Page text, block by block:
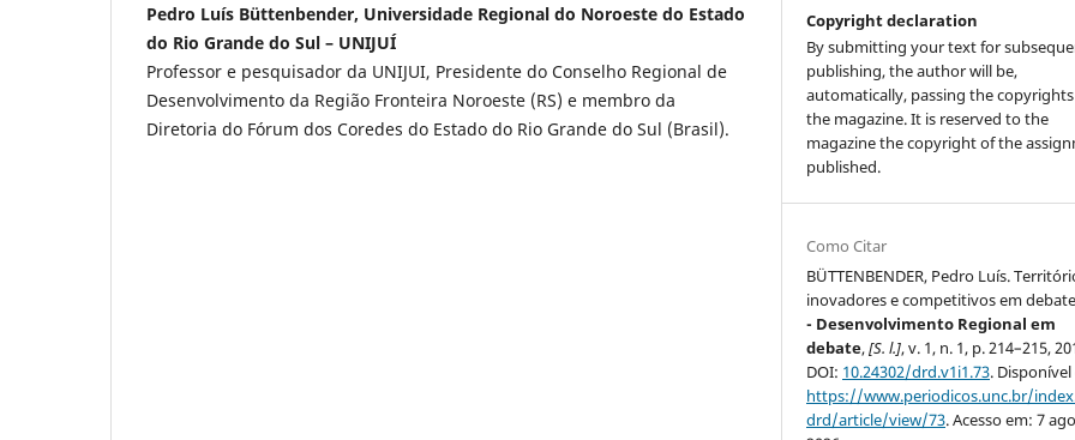
Pedro Luís Büttenbender, Universidade Regional do Noroeste do Estado
do Rio Grande do Sul – UNIJUÍ
Professor e pesquisador da UNIJUI, Presidente do Conselho Regional de
Desenvolvimento da Região Fronteira Noroeste (RS) e membro da
Diretoria do Fórum dos Coredes do Estado do Rio Grande do Sul (Brasil).
Copyright declaration
By submitting your text for
publishing, the author will be,
automatically, passing the
the magazine. It is reserved to the
magazine the copyright of the
published.
Como Citar
BÜTTENBENDER, Pedro Luís.
inovadores e competitivos em
- Desenvolvimento Regional em
debate,[S. l.], v. 1, n. 1, p. 214–215,
DOI: 10.24302/drd.v1i1.73.
https://www.periodicos.unc.br/
drd/article/view/73. Acesso em: 7